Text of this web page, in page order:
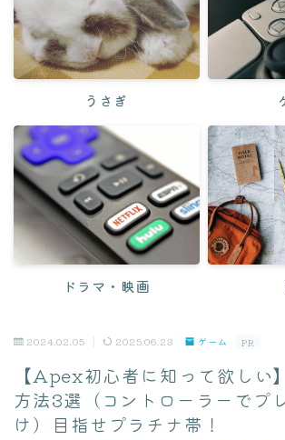
習性・行動学
グッズ・環境整備
冬対策
夏対策
迎えた後
迎える前
食べ物・レシピ
おやつ
レシピ
野菜
健康・ケア
うさぎ
ドラマ・映画
2024.02.05 2025.06.23 ゲーム PR
【Apex初心者に知って欲しい
方法3選（コントローラーでプ
け）目指せプラチナ帯！